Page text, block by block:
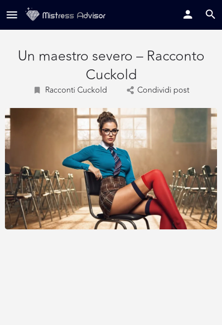
Un maestro severo – Racconto
Cuckold
Racconti Cuckold Condividi post